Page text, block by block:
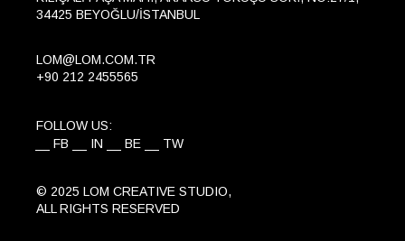
34425 BEYOĞLU/İSTANBUL
LOM@LOM.COM.TR
+90 212 2455565
FOLLOW US:
FB
IN BE TW
© 2025 LOM CREATIVE STUDIO,
ALL RIGHTS RESERVED